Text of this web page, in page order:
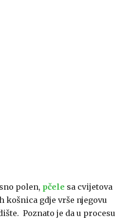
polen, pčele sa cvijetova
košnica gdje vrše njegovu
Poznato je da u procesu